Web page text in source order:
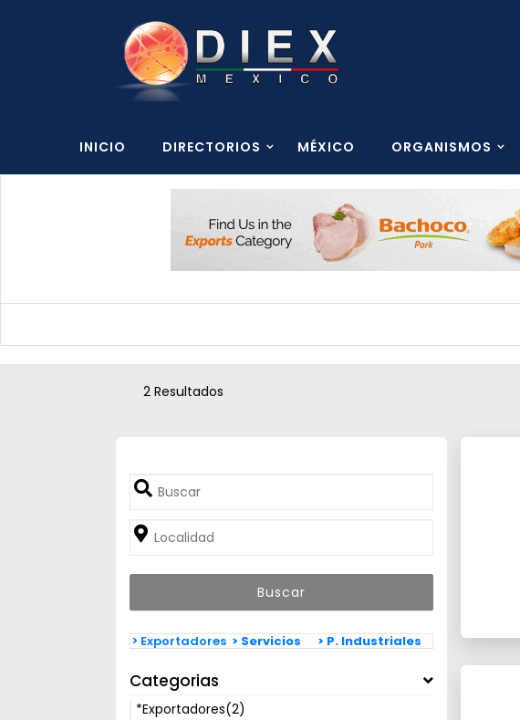
INICIO DIRECTORIOS MÉXICO ORGANISMOS
> Exportadores > Servicios > P. Industriales
Categorias
*Exportadores(2)
2 Resultados